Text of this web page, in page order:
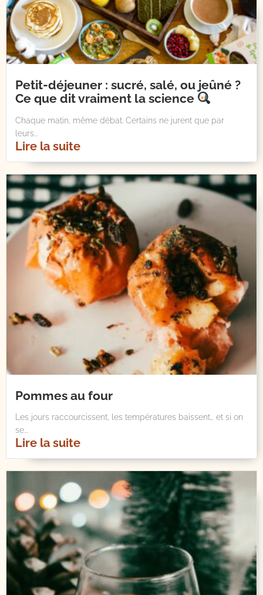
Petit-déjeuner : sucré, salé, ou jeûné ?
Ce que dit vraiment la science
Chaque matin, même débat. Certains ne jurent que par
leurs...
Lire la suite
Pommes au four
Les jours raccourcissent, les températures baissent… et si on
se...
Lire la suite